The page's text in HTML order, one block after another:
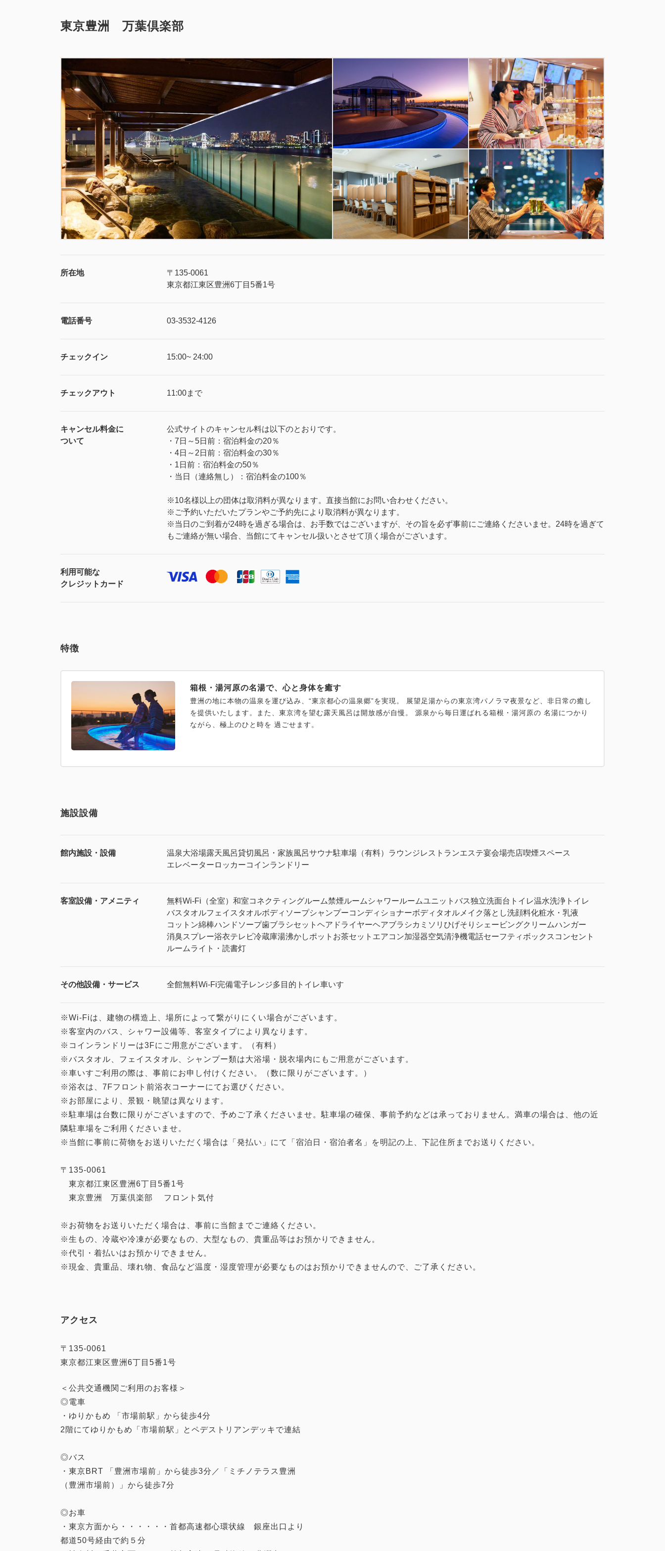
東京豊洲 万葉倶楽部
所在地
〒135-0061
東京都江東区豊洲6丁目5番1号
電話番号 03-3532-4126
チェックイン 15:00~ 24:00
チェックアウト 11:00まで
キャンセル料金に
ついて
公式サイトのキャンセル料は以下のとおりです。
・7日～5日前：宿泊料金の20％
・4日～2日前：宿泊料金の30％
・1日前：宿泊料金の50％
・当日（連絡無し）：宿泊料金の100％
※10名様以上の団体は取消料が異なります。直接当館にお問い合わせください。
※ご予約いただいたプランやご予約先により取消料が異なります。
※当日のご到着が24時を過ぎる場合は、お手数ではございますが、その旨を必ず事前にご連絡くださいませ。24時を過ぎて
もご連絡が無い場合、当館にてキャンセル扱いとさせて頂く場合がございます。
利用可能な
クレジットカード
特徴
箱根・湯河原の名湯で、心と身体を癒す
豊洲の地に本物の温泉を運び込み、“東京都⼼の温泉郷”を実現。 展望⾜湯からの東京湾パノラマ夜景など、⾮⽇常の癒し
を提供いたします。また、東京湾を望む露天⾵呂は開放感が⾃慢。 源泉から毎⽇運ばれる箱根・湯河原の 名湯につかり
ながら、極上のひと時を 過ごせます。
施設設備
館内施設・設備 温泉大浴場露天風呂貸切風呂・家族風呂サウナ駐車場（有料） ラウンジレストランエステ宴会場売店喫煙スペース
エレベーター ロッカーコインランドリー
客室設備・アメニティ 無料Wi-Fi（全室） 和室コネクティングルーム禁煙ルーム シャワールームユニットバス独立洗面台 トイレ温水洗浄トイレ
バスタオルフェイスタオルボディソープシャンプーコンディショナーボディタオル メイク落とし洗顔料化粧水・乳液
コットン綿棒ハンドソープ歯ブラシセット ヘアドライヤーヘアブラシカミソリ ひげそり シェービングクリームハンガー
消臭スプレー浴衣テレビ冷蔵庫湯沸かしポット お茶セット エアコン加湿器空気清浄機電話セーフティボックス コンセント
ルームライト・読書灯
その他設備・サービス 全館無料Wi-Fi完備電子レンジ多目的トイレ車いす
※Wi-Fiは、建物の構造上、場所によって繋がりにくい場合がございます。
※客室内のバス、シャワー設備等、客室タイプにより異なります。
※コインランドリーは3Fにご用意がございます。（有料）
※バスタオル、フェイスタオル、シャンプー類は大浴場・脱衣場内にもご用意がございます。
※車いすご利用の際は、事前にお申し付けください。（数に限りがございます。）
※浴衣は、7Fフロント前浴衣コーナーにてお選びください。
※お部屋により、景観・眺望は異なります。
※駐車場は台数に限りがございますので、予めご了承くださいませ。駐車場の確保、事前予約などは承っておりません。満車の場合は、他の近
隣駐車場をご利用くださいませ。
※当館に事前に荷物をお送りいただく場合は「発払い」にて「宿泊日・宿泊者名」を明記の上、下記住所までお送りください。
〒135-0061
東京都江東区豊洲6丁目5番1号
東京豊洲 万葉倶楽部 フロント気付
※お荷物をお送りいただく場合は、事前に当館までご連絡ください。
※生もの、冷蔵や冷凍が必要なもの、大型なもの、貴重品等はお預かりできません。
※代引・着払いはお預かりできません。
※現金、貴重品、壊れ物、食品など温度・湿度管理が必要なものはお預かりできませんので、ご了承ください。
アクセス
〒135-0061
東京都江東区豊洲6丁目5番1号
＜公共交通機関ご利用のお客様＞
◎電車
・ゆりかもめ 「市場前駅」から徒歩4分
2階にてゆりかもめ「市場前駅」とペデストリアンデッキで連結
◎バス
・東京BRT 「豊洲市場前」から徒歩3分／「ミチノテラス豊洲
（豊洲市場前）」から徒歩7分
◎お車
・東京方面から・・・・・・首都高速都心環状線 銀座出口より
都道50号経由で約５分